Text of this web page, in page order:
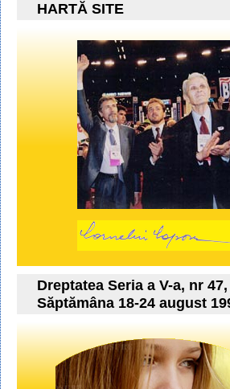
HARTĂ SITE
Dreptatea Seria a V-a, nr 47,
Săptămâna 18-24 august